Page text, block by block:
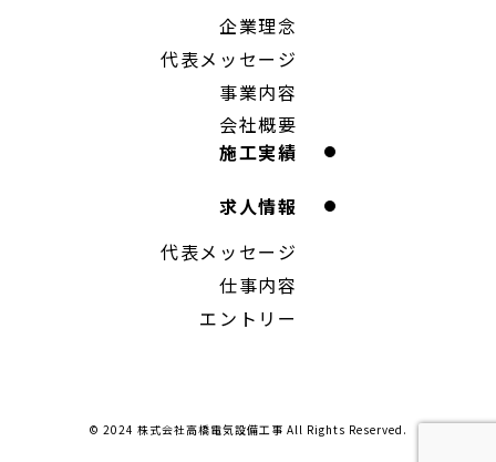
企業理念
代表メッセージ
事業内容
会社概要
施工実績
求人情報
代表メッセージ
仕事内容
エントリー
© 2024 ︎株式会社高橋電気設備工事 All Rights Reserved.